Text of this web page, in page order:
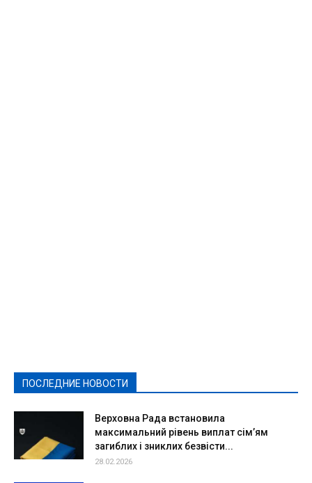
ПОСЛЕДНИЕ НОВОСТИ
Верховна Рада встановила
максимальний рівень виплат сім’ям
загиблих і зниклих безвісти...
28.02.2026